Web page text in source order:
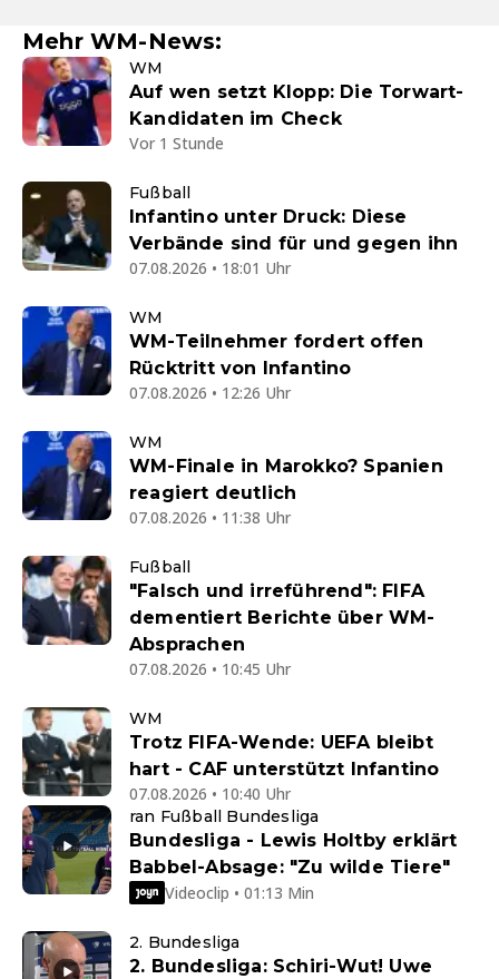
Mehr WM-News:
WM
Auf wen setzt Klopp: Die Torwart-
Kandidaten im Check
Vor 1 Stunde
Fußball
Infantino unter Druck: Diese
Verbände sind für und gegen ihn
07.08.2026 • 18:01 Uhr
WM
WM-Teilnehmer fordert offen
Rücktritt von Infantino
07.08.2026 • 12:26 Uhr
WM
WM-Finale in Marokko? Spanien
reagiert deutlich
07.08.2026 • 11:38 Uhr
Fußball
"Falsch und irreführend": FIFA
dementiert Berichte über WM-
Absprachen
07.08.2026 • 10:45 Uhr
WM
Trotz FIFA-Wende: UEFA bleibt
hart - CAF unterstützt Infantino
07.08.2026 • 10:40 Uhr
ran Fußball Bundesliga
Bundesliga - Lewis Holtby erklärt
Babbel-Absage: "Zu wilde Tiere"
Videoclip • 01:13 Min
2. Bundesliga
2. Bundesliga: Schiri-Wut! Uwe